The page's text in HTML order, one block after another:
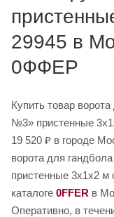
29945 в
0ФФЕР
Купить товар
№3» пристенные
19 520 ₽ в городе
ворота для
пристенные 3х1х2 м
каталоге 0FFER в
Оперативно, в